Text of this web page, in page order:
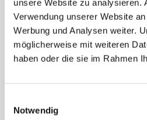
unsere Website zu analysieren.
Verwendung unserer Website
Werbung und Analysen weiter.
möglicherweise mit weiteren
haben oder die sie im Rahmen
Notwendig
präzise Schnitte durchführen. Wir
Kreissägen von Markenherstellern
Sortiment klicken.
Im Vergleich zum Freihandsägen